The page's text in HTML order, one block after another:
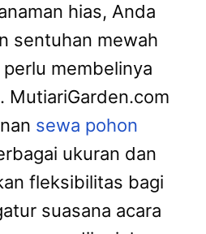
hias, Anda
sentuhan mewah
membelinya
MutiariGarden.com
sewa pohon
ukuran dan
fleksibilitas bagi
suasana acara